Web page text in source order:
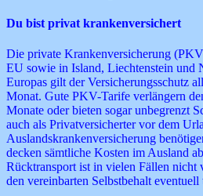
Du bist privat krankenversichert
Die private Krankenversicherung
EU sowie in Island, Liechtenstein und
Europas gilt der Versicherungsschutz
Monat. Gute PKV-Tarife verlängern
Monate oder bieten sogar unbegrenzt
auch als Privatversicherter vor dem
Auslandskrankenversicherung
decken sämtliche Kosten im Ausland
Rücktransport ist in vielen Fällen nicht
den vereinbarten Selbstbehalt eventuell